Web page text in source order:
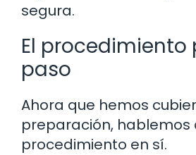
segura.
El procedimiento
paso
Ahora que hemos
preparación, hablemos
procedimiento en sí.